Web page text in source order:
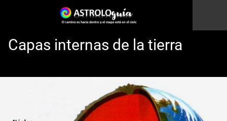
Capas internas de la tierra